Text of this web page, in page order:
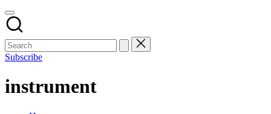
Subscribe
instrument